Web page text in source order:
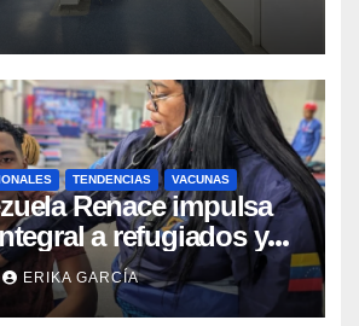
TENDENCIAS VACUNAS
Renace impulsa
a refugiados y
de vacunación en
ERIKA GARCÍA